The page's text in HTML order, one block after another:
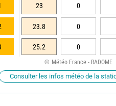
23 0
23.8 0
25.2 0
Météo France - RADOME
Consulter les infos météo de la